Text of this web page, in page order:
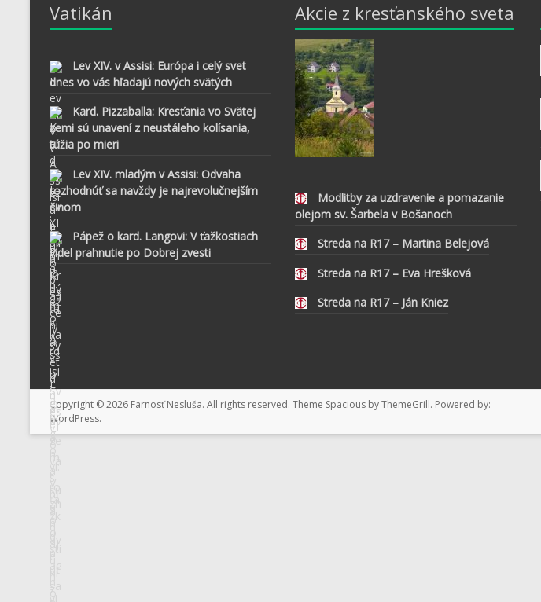
Vatikán
Lev XIV. v Assisi: Európa i celý svet
dnes vo vás hľadajú nových svätých
Kard. Pizzaballa: Kresťania vo Svätej
zemi sú unavení z neustáleho kolísania,
túžia po mieri
Lev XIV. mladým v Assisi: Odvaha
rozhodnúť sa navždy je najrevolučnejším
činom
Pápež o kard. Langovi: V ťažkostiach
videl prahnutie po Dobrej zvesti
Akcie z kresťanského sveta
Modlitby za uzdravenie a pomazanie
olejom sv. Šarbela v Bošanoch
Streda na R17 – Martina Belejová
Streda na R17 – Eva Hrešková
Streda na R17 – Ján Kniez
Copyright © 2026 Farnosť Nesluša. All rights reserved. Theme Spacious by ThemeGrill. Powered by:
WordPress.